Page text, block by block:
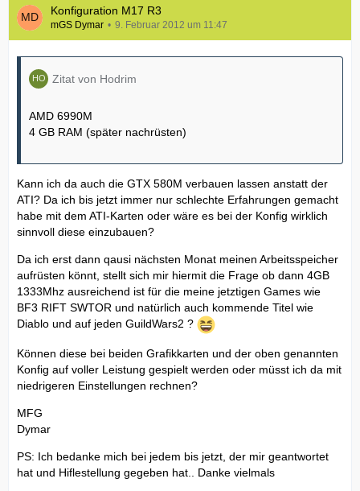
Konfiguration M17 R3
mGS Dymar 9. Februar 2012 um 11:47
Zitat von Hodrim
AMD 6990M
4 GB RAM (später nachrüsten)
Kann ich da auch die GTX 580M verbauen lassen anstatt der
ATI? Da ich bis jetzt immer nur schlechte Erfahrungen gemacht
habe mit dem ATI-Karten oder wäre es bei der Konfig wirklich
sinnvoll diese einzubauen?
Da ich erst dann qausi nächsten Monat meinen Arbeitsspeicher
aufrüsten könnt, stellt sich mir hiermit die Frage ob dann 4GB
1333Mhz ausreichend ist für die meine jetztigen Games wie
BF3 RIFT SWTOR und natürlich auch kommende Titel wie
Diablo und auf jeden GuildWars2 ?
Können diese bei beiden Grafikkarten und der oben genannten
Konfig auf voller Leistung gespielt werden oder müsst ich da mit
niedrigeren Einstellungen rechnen?
MFG
Dymar
PS: Ich bedanke mich bei jedem bis jetzt, der mir geantwortet
hat und Hiflestellung gegeben hat.. Danke vielmals